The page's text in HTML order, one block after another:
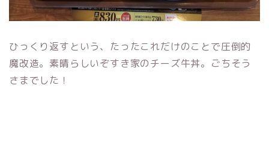
ひっくり返すという、たったこれだけのことで圧倒的
魔改造。素晴らしいぞすき家のチーズ牛丼。ごちそう
さまでした！